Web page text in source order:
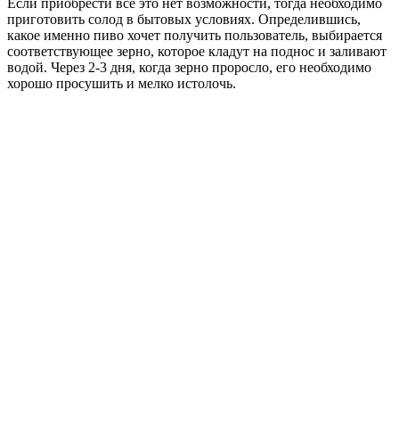
Если приобрести все это нет возможности, тогда необходимо
приготовить солод в бытовых условиях. Определившись,
какое именно пиво хочет получить пользователь, выбирается
соответствующее зерно, которое кладут на поднос и заливают
водой. Через 2-3 дня, когда зерно проросло, его необходимо
хорошо просушить и мелко истолочь.